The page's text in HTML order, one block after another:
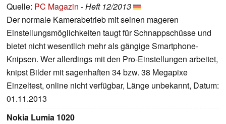
Quelle: PC Magazin -Heft 12/2013
Der normale Kamerabetrieb mit seinen mageren
Einstellungsmöglichkeiten taugt für Schnappschüsse und
bietet nicht wesentlich mehr als gängige Smartphone-
Knipsen. Wer allerdings mit den Pro-Einstellungen arbeitet,
knipst Bilder mit sagenhaften 34 bzw. 38 Megapixe
Einzeltest, online nicht verfügbar, Länge unbekannt, Datum:
01.11.2013
Nokia Lumia 1020